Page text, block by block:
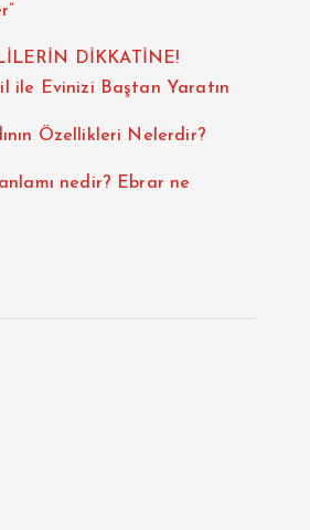
DİKKATİNE!
ile Evinizi Baştan Yaratın
Özellikleri Nelerdir?
nedir? Ebrar ne